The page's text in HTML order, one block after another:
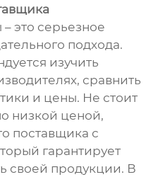
это серьезное
подхода.
изучить
сравнить
и цены. Не стоит
низкой ценой,
поставщика с
гарантирует
своей продукции. В